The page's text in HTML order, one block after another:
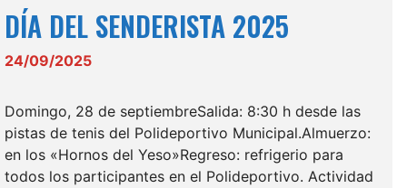
DÍA DEL SENDERISTA 2025
24/09/2025
Domingo, 28 de septiembreSalida: 8:30 h desde las
pistas de tenis del Polideportivo Municipal.Almuerzo:
en los «Hornos del Yeso»Regreso: refrigerio para
todos los participantes en el Polideportivo. Actividad